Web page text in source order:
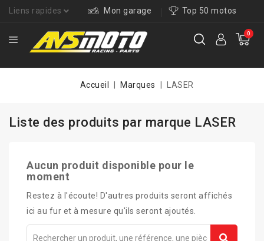
Liens rapides Mon garage Top 50 motos
0
Accueil Marques LASER
Liste des produits par marque LASER
Aucun produit disponible pour le
moment
Restez à l'écoute! D'autres produits seront affichés
ici au fur et à mesure qu'ils seront ajoutés.